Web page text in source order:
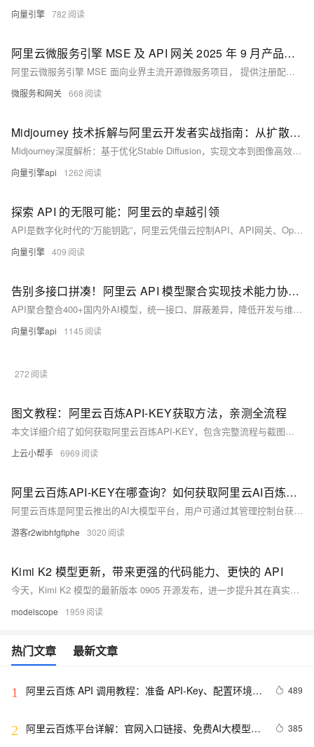
向量引擎 782
阿里云微服务引擎 MSE 及 API 网关 2025 年 9 月产品动态
阿里云微服务引擎 MSE 面向业界主流开源微服务项目， 提供注册配置中心和分布式协调（原生支持 Nacos/ZooKeeper/Eureka ）、云原生网关（原生支持Higress/Nginx/Envoy，遵循Ingress标准）、微服务治理（原生支持 Spring Cloud/Dubbo/Sentinel，遵循 OpenSergo 服务治理规范）能力。API 网关 (API Gateway），提供 APl 托管服务，覆盖设计、开发、测试、发布、售卖、运维监测、安全管控、下线等 API 生命周期阶段。帮助您快速构建以 API 为核心的系统架构．满足新技术引入、系统集成、业务中台等诸多场景需要。
微服务和网关 668
Midjourney 技术拆解与阿里云开发者实战指南：从扩散模型到 API 批量生成
Midjourney深度解析：基于优化Stable Diffusion，实现文本到图像高效生成。涵盖技术架构、扩散模型原理、API调用、批量生成系统及阿里云生态协同，助力开发者快速落地AIGC图像创作。
向量引擎api 1262
探索 API 的无限可能：阿里云的卓越引领
API是数字化时代的“万能钥匙”，阿里云凭借云控制API、API网关、OpenAPI Explorer等产品，构建全方位API生态，助力企业高效集成、安全管控与创新升级，推动电商、制造等行业智能化转型，引领未来科技浪潮。
向量引擎 409
告别多接口拼凑！阿里云 API 模型聚合实现技术能力协同跃迁
API聚合整合400+国内外AI模型，统一接口、屏蔽差异，降低开发与维护成本，提升效率与系统稳定性，助力开发者高效应对多API调用困境。
向量引擎api 1145
272
图文教程：阿里云百炼API-KEY获取方法，亲测全流程
本文详细介绍了如何获取阿里云百炼API-KEY，包含完整流程与截图指引。需先开通百炼平台及大模型服务，再通过控制台创建并复制API-KEY。目前平台提供千万tokens免费额度，适合开发者快速上手使用。
上云小帮手 6969
阿里云百炼API-KEY在哪查询？如何获取阿里云AI百炼大模型的API-KEY？
阿里云百炼是阿里云推出的AI大模型平台，用户可通过其管理控制台获取API-KEY。需先开通百炼平台及大模型服务，即可创建并复制API-KEY。目前平台提供千万tokens免费额度，详细操作流程可参考官方指引。
游客r2wibhfgflphe 3020
Kimi K2 模型更新，带来更强的代码能力、更快的 API
今天，Kimi K2 模型的最新版本 0905 开源发布，进一步提升其在真实编程任务中的表现
modelscope 1959
热门文章 最新文章
1
阿里云百炼 API 调用教程：准备 API-Key、配置环境变
489
2
阿里云百炼平台详解：官网入口链接、免费AI大模型领
385